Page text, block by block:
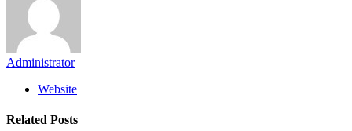
Administrator
Website
Related Posts